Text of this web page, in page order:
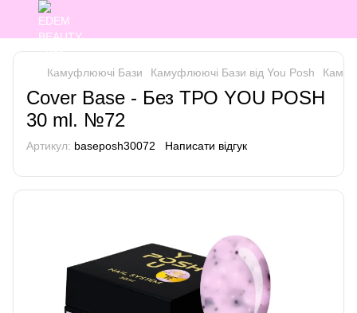
Камуфлюючі Бази Камуфлюючі Бази від You Posh
Cover Base - Без ТРО YOU POSH
30 ml. №72
Артикул: baseposh30072 Написати відгук